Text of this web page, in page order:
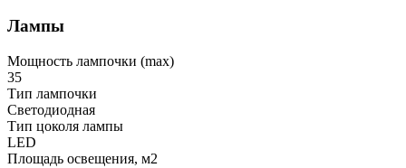
Лампы
Мощность лампочки (max)
35
Тип лампочки
Светодиодная
Тип цоколя лампы
LED
Площадь освещения, м2